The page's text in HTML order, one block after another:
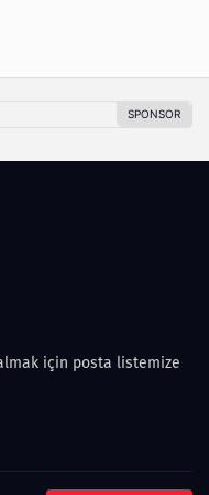
için posta listemize